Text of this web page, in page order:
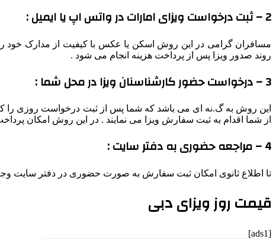
2 – ثبت درخواست ویزای امارات در واتس اپ یا ایمیل :
مسافران گرامی در این روش اسکن یا عکس با کیفیت از مدارک خود
روند صدور ویزا پس از پرداخت هزینه انجام می شود .
3 – درخواست حضور کارشناسنان ویزا در محل شما :
این روش به گ.نه ای می باشد که شما پس از ثبت درخواست روزی را که
از شما اقدام به ثبت سفارش ویزا می نمایند . در این روش امکان
4 – مراجعه حضوری به دفتر سایت :
تا اطلاع ثانوی امکان ثبت سفارش به صورت حضوری در دفتر سایت
قیمت روز ویزای دبی
[ads1]